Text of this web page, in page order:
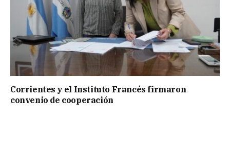
Corrientes y el Instituto Francés firmaron
convenio de cooperación